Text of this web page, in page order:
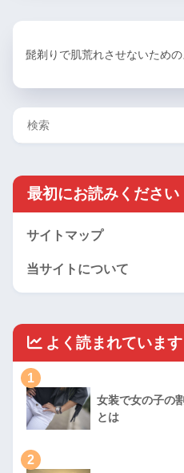
髭剃りで肌荒れさせないため
最初にお読みください
サイトマップ
当サイトについて
よく読まれています
1
女装で女の子の
とは
2